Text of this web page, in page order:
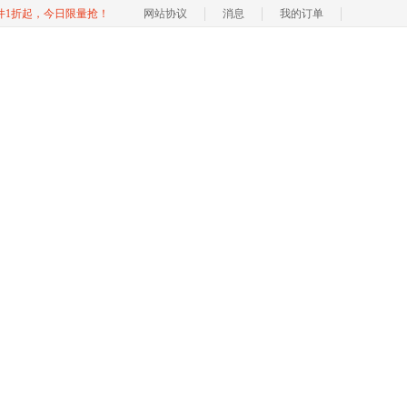
1折起，今日限量抢！ 网站协议 消息 我的订单